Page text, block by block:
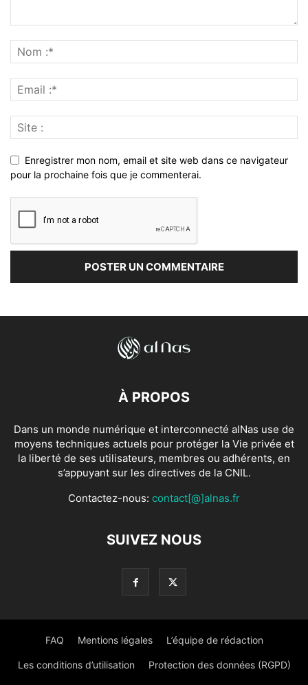
Enregistrer mon nom, email et site web dans ce navigateur
pour la prochaine fois que je commenterai.
À PROPOS
Dans un monde numérique et interconnecté alNas use de
moyens techniques actuels pour protéger la Vie privée et
la liberté de ses utilisateurs, membres ou adhérents, en
s’appuyant sur les directives de la CNIL.
Contactez-nous: contact[@]alnas.fr
SUIVEZ NOUS
FAQ Mentions légales L’équipe de rédaction
Les conditions d’utilisation Protection des données (RGPD)